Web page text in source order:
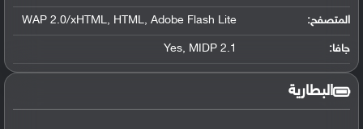
المتصفح: WAP 2.0/xHTML, HTML, Adobe Flash Lite
جافا: Yes, MIDP 2.1
البطارية